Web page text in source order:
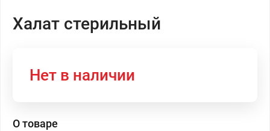
Халат стерильный
Нет в наличии
О товаре